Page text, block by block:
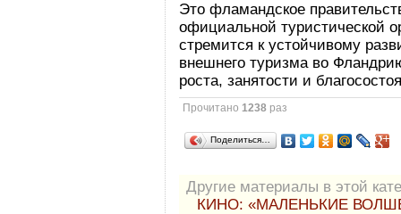
Это фламандское
официальной туристической
стремится к устойчивому
внешнего туризма во
роста, занятости и
Прочитано1238 раз
Поделиться…
Другие материалы в этой
КИНО: «МАЛЕНЬКИЕ